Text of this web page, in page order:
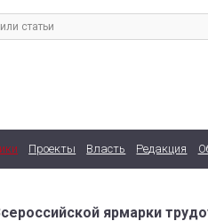
Проекты Власть Редакция
ярмарки